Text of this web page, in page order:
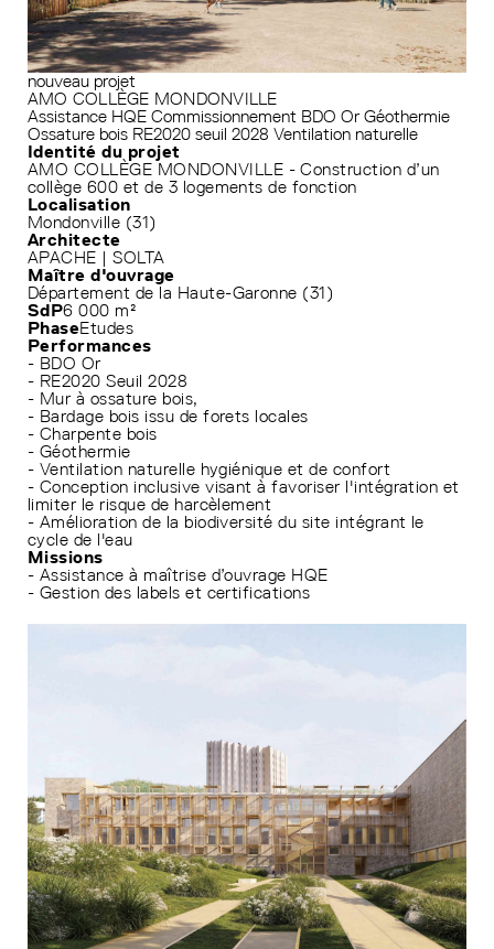
nouveau projet
AMO COLLÈGE MONDONVILLE
Assistance HQE Commissionnement BDO Or Géothermie
Ossature bois RE2020 seuil 2028 Ventilation naturelle
Identité du projet
AMO COLLÈGE MONDONVILLE - Construction d’un
collège 600 et de 3 logements de fonction
Localisation
Mondonville (31)
Architecte
APACHE | SOLTA
Maître d'ouvrage
Département de la Haute-Garonne (31)
SdP6 000 m²
PhaseEtudes
Performances
- BDO Or
- RE2020 Seuil 2028
- Mur à ossature bois,
- Bardage bois issu de forets locales
- Charpente bois
- Géothermie
- Ventilation naturelle hygiénique et de confort
- Conception inclusive visant à favoriser l'intégration et
limiter le risque de harcèlement
- Amélioration de la biodiversité du site intégrant le
cycle de l'eau
Missions
- Assistance à maîtrise d’ouvrage HQE
- Gestion des labels et certifications